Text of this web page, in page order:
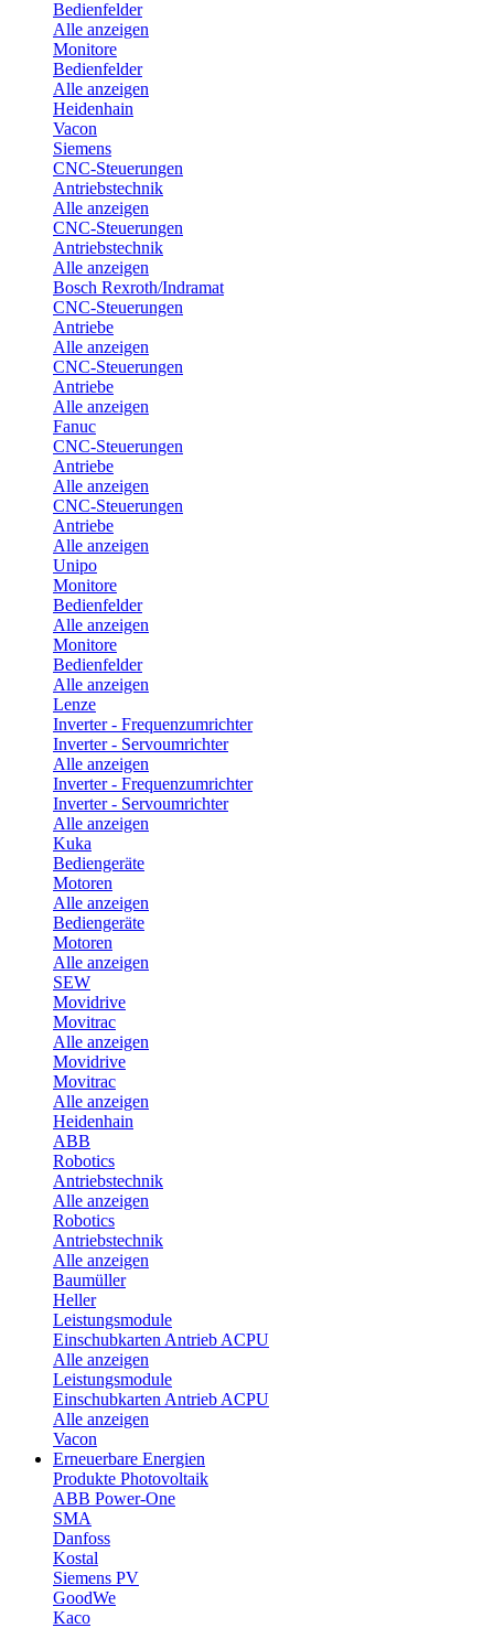
Bedienfelder
Alle anzeigen
Monitore
Bedienfelder
Alle anzeigen
Heidenhain
Vacon
Siemens
CNC-Steuerungen
Antriebstechnik
Alle anzeigen
CNC-Steuerungen
Antriebstechnik
Alle anzeigen
Bosch Rexroth/Indramat
CNC-Steuerungen
Antriebe
Alle anzeigen
CNC-Steuerungen
Antriebe
Alle anzeigen
Fanuc
CNC-Steuerungen
Antriebe
Alle anzeigen
CNC-Steuerungen
Antriebe
Alle anzeigen
Unipo
Monitore
Bedienfelder
Alle anzeigen
Monitore
Bedienfelder
Alle anzeigen
Lenze
Inverter - Frequenzumrichter
Inverter - Servoumrichter
Alle anzeigen
Inverter - Frequenzumrichter
Inverter - Servoumrichter
Alle anzeigen
Kuka
Bediengeräte
Motoren
Alle anzeigen
Bediengeräte
Motoren
Alle anzeigen
SEW
Movidrive
Movitrac
Alle anzeigen
Movidrive
Movitrac
Alle anzeigen
Heidenhain
ABB
Robotics
Antriebstechnik
Alle anzeigen
Robotics
Antriebstechnik
Alle anzeigen
Baumüller
Heller
Leistungsmodule
Einschubkarten Antrieb ACPU
Alle anzeigen
Leistungsmodule
Einschubkarten Antrieb ACPU
Alle anzeigen
Vacon
Erneuerbare Energien
Produkte Photovoltaik
ABB Power-One
SMA
Danfoss
Kostal
Siemens PV
GoodWe
Kaco